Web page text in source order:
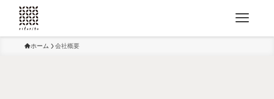
ホーム 会社概要